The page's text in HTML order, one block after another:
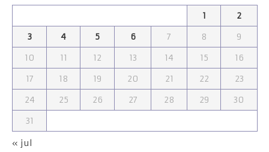
1
2
3
4 5 6 7 8
9
10
11 12 13 14 15
16
17
18 19 20 21 22
23
24
25 26 27 28 29
30
31
« jul